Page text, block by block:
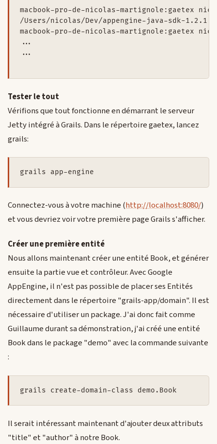
macbook-pro-de-nicolas-martignole:gaetex
/Users/nicolas/Dev/appengine-java-sdk-1.2.1
macbook-pro-de-nicolas-martignole:gaetex
...
...
Tester le tout
Vérifions que tout fonctionne en démarrant le serveur
Jetty intégré à Grails. Dans le répertoire gaetex, lancez
grails:
grails app-engine
Connectez-vous à votre machine (http://localhost:8080/)
et vous devriez voir votre première page Grails s'afficher.
Créer une première entité
Nous allons maintenant créer une entité Book, et générer
ensuite la partie vue et contrôleur. Avec Google
AppEngine, il n'est pas possible de placer ses Entités
directement dans le répertoire "grails-app/domain". Il est
nécessaire d'utiliser un package. J'ai donc fait comme
Guillaume durant sa démonstration, j'ai créé une entité
Book dans le package "demo" avec la commande suivante
:
grails create-domain-class demo.Book
Il serait intéressant maintenant d'ajouter deux attributs
"title" et "author" à notre Book.